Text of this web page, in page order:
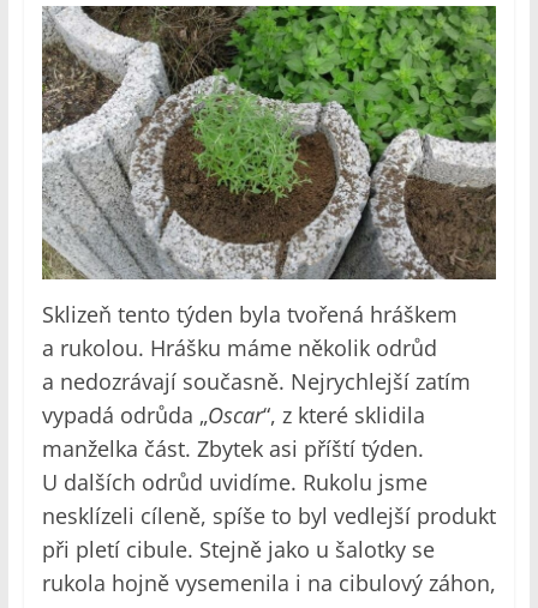
Sklizeň tento týden byla tvořená hráškem
a rukolou. Hrášku máme několik odrůd
a nedozrávají současně. Nejrychlejší zatím
vypadá odrůda „Oscar“, z které sklidila
manželka část. Zbytek asi příští týden.
U dalších odrůd uvidíme. Rukolu jsme
nesklízeli cíleně, spíše to byl vedlejší produkt
při pletí cibule. Stejně jako u šalotky se
rukola hojně vysemenila i na cibulový záhon,